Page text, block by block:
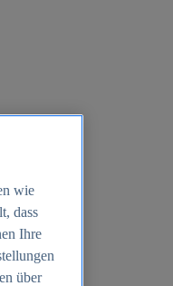
wie
dass
Ihre
über